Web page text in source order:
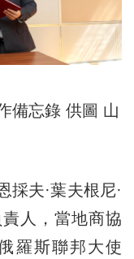
備忘錄 供圖 山
夫·葉夫根尼·
人，當地商協
羅斯聯邦大使